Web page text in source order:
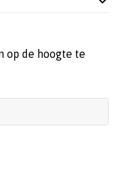
op de hoogte te